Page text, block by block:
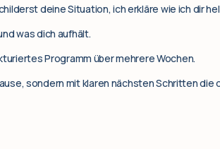
deine Situation, ich erkläre wie ich dir
was dich aufhält.
Programm über mehrere Wochen.
sondern mit klaren nächsten Schritten die